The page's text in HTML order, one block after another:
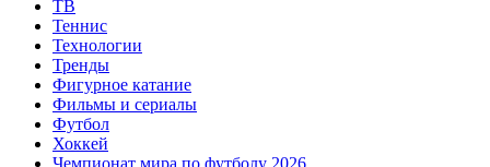
ТВ
Теннис
Технологии
Тренды
Фигурное катание
Фильмы и сериалы
Футбол
Хоккей
Чемпионат мира по футболу 2026